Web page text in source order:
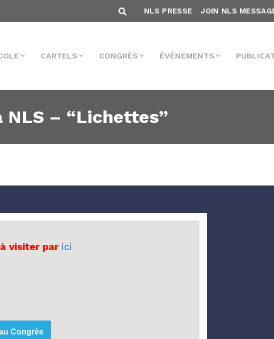
NLS PRESSE JOIN NLS
CARTELS CONGRÈS ÉVÉNEMENTS
NLS – “Lichettes”
à visiter par ici
Congrès